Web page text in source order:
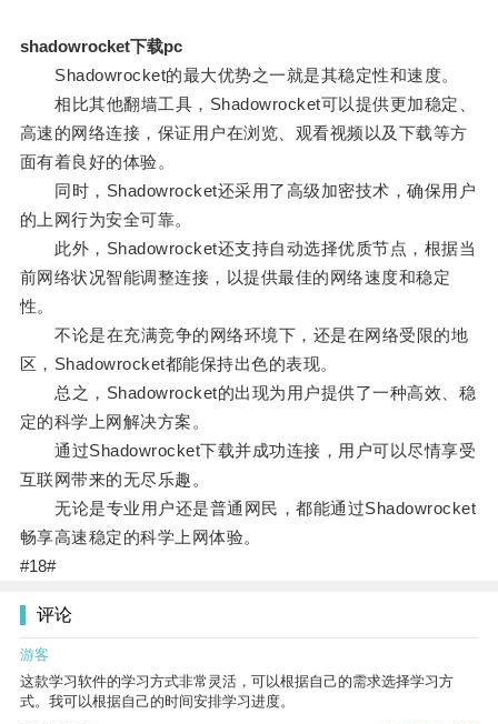
shadowrocket下载pc
Shadowrocket的最大优势之一就是其稳定性和速度。
相比其他翻墙工具，Shadowrocket可以提供更加稳定、
高速的网络连接，保证用户在浏览、观看视频以及下载等方
面有着良好的体验。
同时，Shadowrocket还采用了高级加密技术，确保用户
的上网行为安全可靠。
此外，Shadowrocket还支持自动选择优质节点，根据当
前网络状况智能调整连接，以提供最佳的网络速度和稳定
性。
不论是在充满竞争的网络环境下，还是在网络受限的地
区，Shadowrocket都能保持出色的表现。
总之，Shadowrocket的出现为用户提供了一种高效、稳
定的科学上网解决方案。
通过Shadowrocket下载并成功连接，用户可以尽情享受
互联网带来的无尽乐趣。
无论是专业用户还是普通网民，都能通过Shadowrocket
畅享高速稳定的科学上网体验。
#18#
评论
游客
这款学习软件的学习方式非常灵活，可以根据自己的需求选择学习方
式。我可以根据自己的时间安排学习进度。